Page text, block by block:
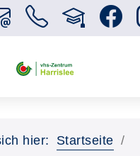
hier:
Startseite